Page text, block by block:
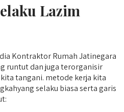
Lazim
Kontraktor Rumah Jatinegara
runtut dan juga terorganisir
tangani. metode kerja kita
selaku biasa serta garis